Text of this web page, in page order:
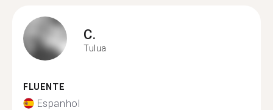
C.
Tulua
FLUENTE
Espanhol